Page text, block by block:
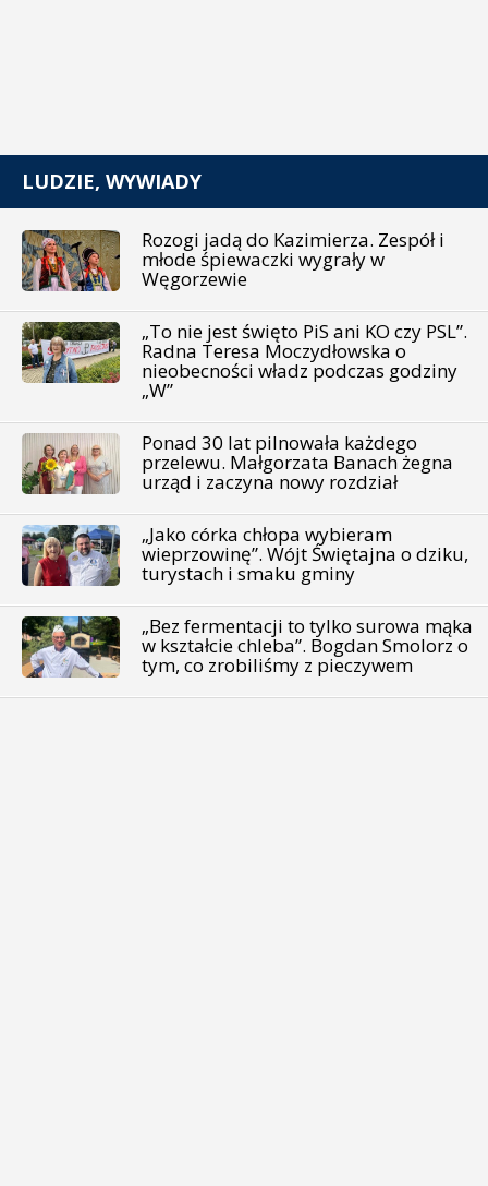
LUDZIE, WYWIADY
Rozogi jadą do Kazimierza. Zespół i
młode śpiewaczki wygrały w
Węgorzewie
„To nie jest święto PiS ani KO czy PSL”.
Radna Teresa Moczydłowska o
nieobecności władz podczas godziny
„W”
Ponad 30 lat pilnowała każdego
przelewu. Małgorzata Banach żegna
urząd i zaczyna nowy rozdział
„Jako córka chłopa wybieram
wieprzowinę”. Wójt Świętajna o dziku,
turystach i smaku gminy
„Bez fermentacji to tylko surowa mąka
w kształcie chleba”. Bogdan Smolorz o
tym, co zrobiliśmy z pieczywem